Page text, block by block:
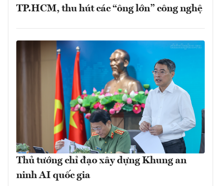
TP.HCM, thu hút các “ông lớn” công nghệ
Thủ tướng chỉ đạo xây dựng Khung an
ninh AI quốc gia